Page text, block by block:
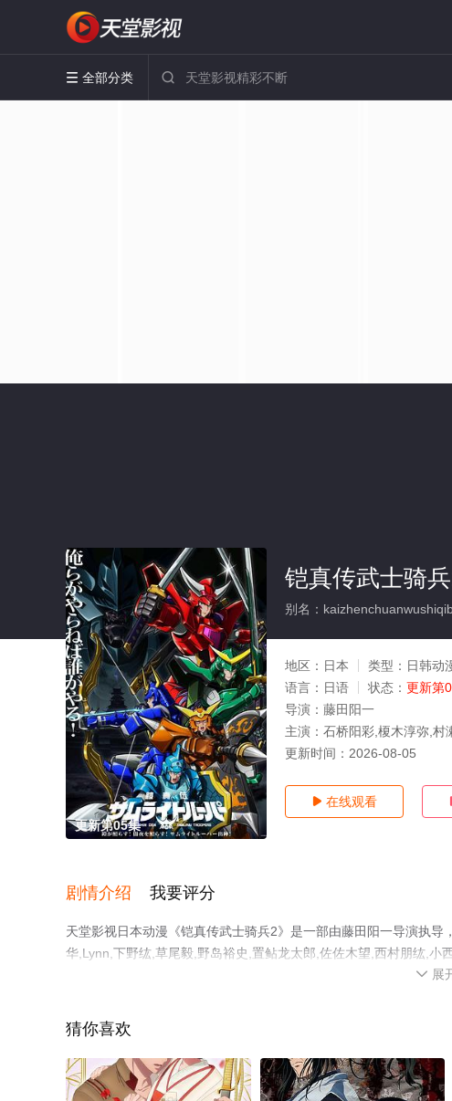
 全部分类 
更新第05集
铠真传武士骑
别名：
地区： 日本 类型： 日韩动
语言： 日语 状态： 更新第
导演： 藤田阳一
主演： 石桥阳彩,榎木淳弥,村
更新时间： 2026-08-05
 在线观看
剧情介绍 我要评分
天堂影视日本动漫《铠真传武士骑兵2》是一部由藤田阳一导演执
华,Lynn,下野纮,草尾毅,野岛裕史,置鲇龙太郎,佐佐木望,西村朋纮,
城千春,竹内良太,远藤大智,熊谷俊辉,坂本真绫,子安武人,前野智昭,
 展
猜你喜欢